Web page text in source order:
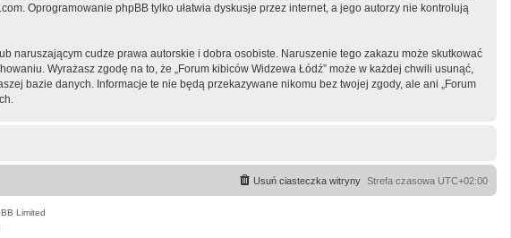
. Oprogramowanie phpBB tylko ułatwia dyskusje przez internet, a jego autorzy nie kontrolują
naruszającym cudze prawa autorskie i dobra osobiste. Naruszenie tego zakazu może skutkować
Wyrażasz zgodę na to, że „Forum kibiców Widzewa Łódź” może w każdej chwili usunąć,
bazie danych. Informacje te nie będą przekazywane nikomu bez twojej zgody, ale ani „Forum
Strefa czasowa UTC+02:00
Usuń ciasteczka witryny
Limited